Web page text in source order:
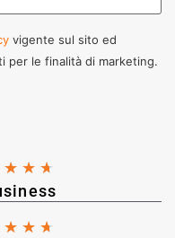
vigente sul sito ed
per le finalità di marketing.
★ ★ ★
★ ★ ★